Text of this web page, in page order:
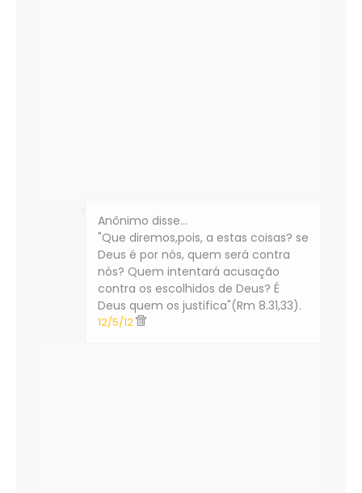
Anônimo disse…
"Que diremos,pois, a estas coisas? se
Deus é por nós, quem será contra
nós? Quem intentará acusação
contra os escolhidos de Deus? É
Deus quem os justifica"(Rm 8.31,33).
12/5/12